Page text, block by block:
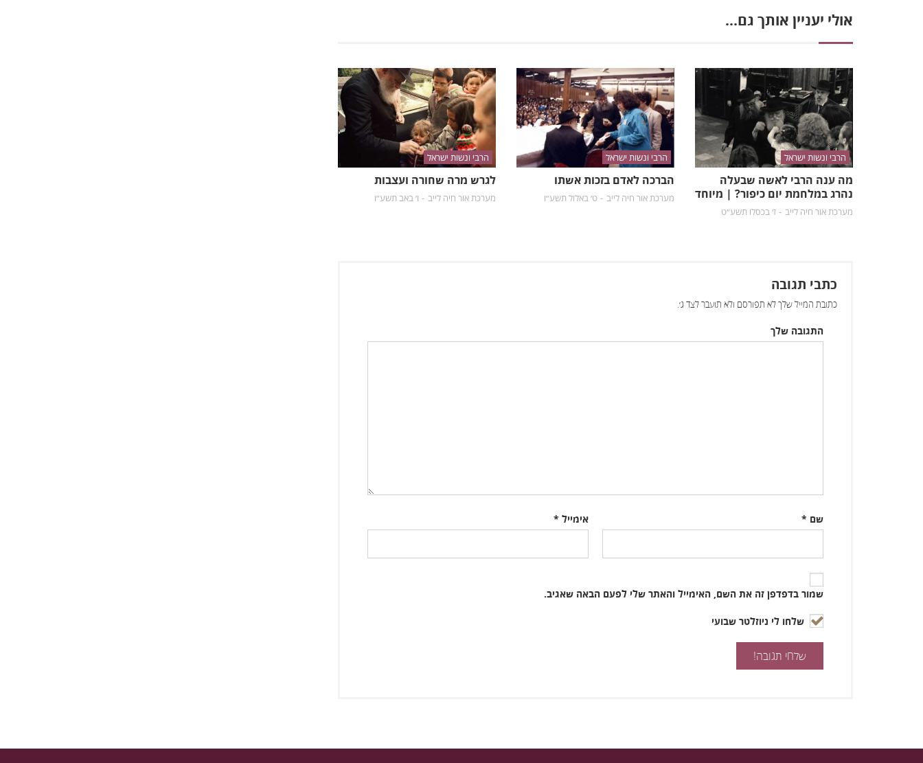
אולי יעניין אותך גם...
הרבי ונשות ישראל
מה ענה הרבי לאשה שבעלה
נהרג במלחמת יום כיפור? | מיוחד
מערכת אור חיה לייב ז׳ בכסלו תשע״ט
הרבי ונשות ישראל
הברכה לאדם בזכות אשתו
מערכת אור חיה לייב ט׳ באלול תשע״ו
הרבי ונשות ישראל
לגרש מרה שחורה ועצבות
מערכת אור חיה לייב ו׳ באב תשע״ו
כתבי תגובה
כתובת המייל שלך לא תפורסם ולא תועבר לצד ג׳.
התגובה שלך
שם * אימייל *
שמור בדפדפן זה את השם, האימייל והאתר שלי לפעם הבאה שאגיב.
שלחו לי ניוזלטר שבועי